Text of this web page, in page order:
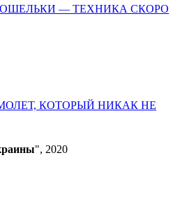
— ТЕХНИКА СКОРО
КОТОРЫЙ НИКАК НЕ
", 2020